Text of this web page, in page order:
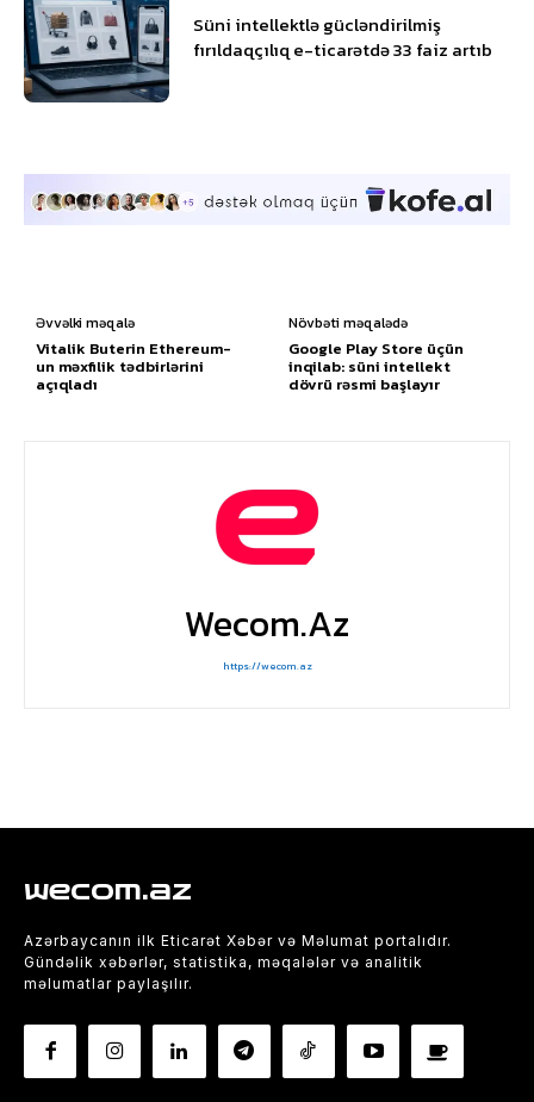
Süni intellektlə gücləndirilmiş
fırıldaqçılıq e-ticarətdə 33 faiz artıb
Əvvəlki məqalə
Vitalik Buterin Ethereum-
un məxfilik tədbirlərini
açıqladı
Növbəti məqalədə
Google Play Store üçün
inqilab: süni intellekt
dövrü rəsmi başlayır
Wecom.az
https://wecom.az
wecom.az
Azərbaycanın ilk Eticarət Xəbər və Məlumat portalıdır.
Gündəlik xəbərlər, statistika, məqalələr və analitik
məlumatlar paylaşılır.